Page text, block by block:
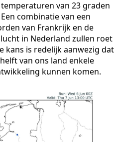
van 23 graden
combinatie van een
van Frankrijk en de
in Nederland zullen roet
kans is redelijk aanwezig dat
van ons land enkele
kunnen komen.